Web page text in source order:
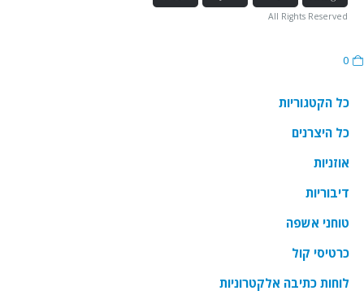
All Rights Reserved
0
כל הקטגוריות
כל היצרנים
אוזניות
דיבוריות
טוחני אשפה
כרטיסי קול
לוחות כתיבה אלקטרוניות